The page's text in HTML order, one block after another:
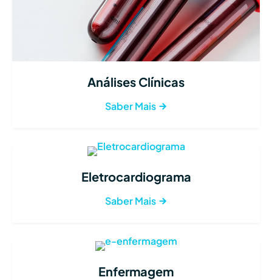
Análises Clínicas
Saber Mais
Eletrocardiograma
Saber Mais
Enfermagem